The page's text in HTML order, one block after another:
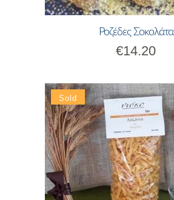
Ροζέδες Σοκολάτα
€14.20